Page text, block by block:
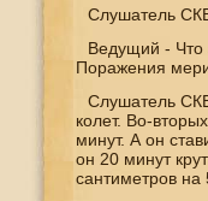
Слушатель
Ведущий - Что
Поражения
Слушатель
колет. Во-
минут. А он
он 20 минут
сантиметров на